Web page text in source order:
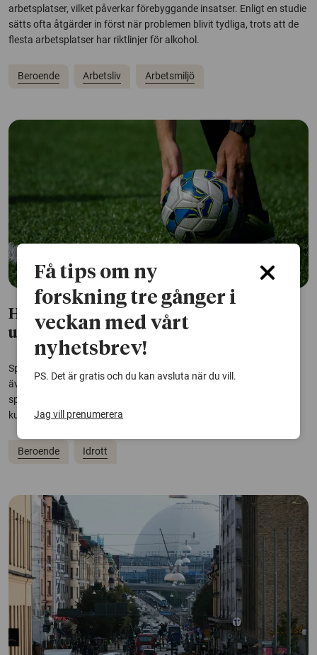
arbetsplatser, vilket påverkar förebyggande insatser. Enligt en studie
sätts ofta åtgärder in först när problemen blivit tydliga, trots att de
flesta arbetsplatser har riktlinjer för alkohol.
Beroende Arbetsliv Arbetsmiljö
Hög förekomst av spelproblem bland
unga elitfotbollsspelare
Spel om pengar är vanligt bland svenska juniora elitfotbollsspelare,
även bland minderåriga, visar en studie. Förekomsten av
spelproblem är betydligt högre än i befolkningen i stort, och
kunskapen om klubbarnas spelpolicy är låg.
Beroende Idrott
Få tips om ny
forskning tre gånger i
veckan med vårt
nyhetsbrev!
PS. Det är gratis och du kan avsluta när du vill.
Jag vill prenumerera